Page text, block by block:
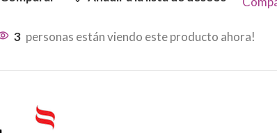
3 personas están viendo este producto ahora!